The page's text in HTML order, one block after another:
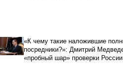
«К чему такие наложившие
посредники?»: Дмитрий
«пробный шар» проверки